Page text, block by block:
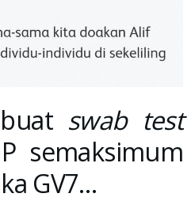
swab test
semaksimum
GV7…